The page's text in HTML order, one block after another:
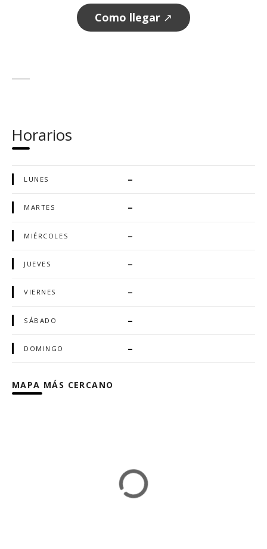
Como llegar ↗
Horarios
LUNES –
MARTES –
MIÉRCOLES –
JUEVES –
VIERNES –
SÁBADO –
DOMINGO –
MAPA MÁS CERCANO